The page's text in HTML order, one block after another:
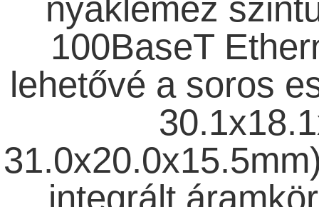
nyáklemez
100BaseT
lehetővé a soros
integrált